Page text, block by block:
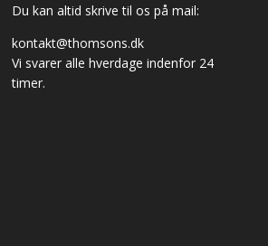
Du kan altid skrive til os på mail:
kontakt@thomsons.dk
Vi svarer alle hverdage indenfor 24
timer.